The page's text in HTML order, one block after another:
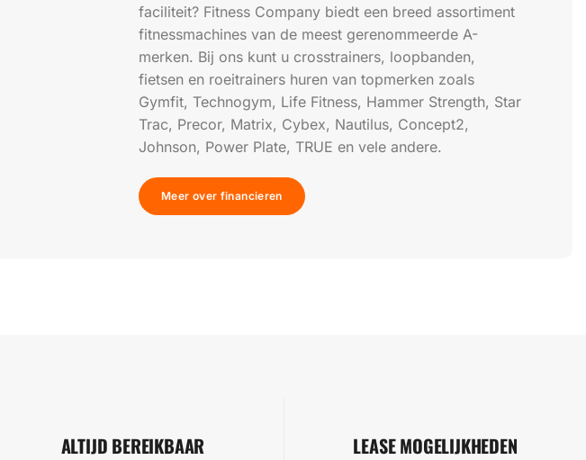
faciliteit? Fitness Company biedt een breed assortiment
fitnessmachines van de meest gerenommeerde A-
merken. Bij ons kunt u crosstrainers, loopbanden,
fietsen en roeitrainers huren van topmerken zoals
Gymfit, Technogym, Life Fitness, Hammer Strength, Star
Trac, Precor, Matrix, Cybex, Nautilus, Concept2,
Johnson, Power Plate, TRUE en vele andere.
Meer over financieren
ALTIJD BEREIKBAAR LEASE MOGELIJKHEDEN